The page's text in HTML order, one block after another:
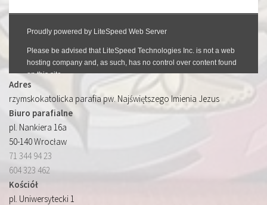
Adres
rzymskokatolicka parafia pw. Najświętszego Imienia Jezus
Biuro parafialne
pl. Nankiera 16a
50-140 Wrocław
71 344 94 23
604 323 462
Kościół
pl. Uniwersytecki 1